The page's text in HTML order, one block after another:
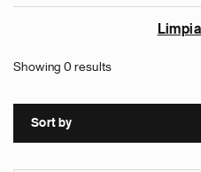
Showing 0 results
Sort by